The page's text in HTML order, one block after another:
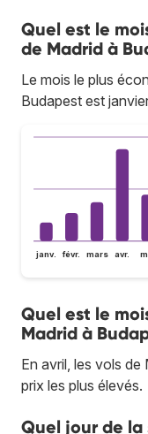
Quel est le
de Madrid à
Le mois le plus
Budapest est
janv. févr. mars avr.
Quel est le
Madrid à
En avril, les vols
prix les plus élevés.
Quel jour de la